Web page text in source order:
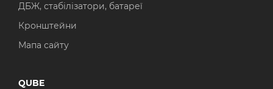
ДБЖ, стабілізатори, батареї
Кронштейни
Мапа сайту
QUBE